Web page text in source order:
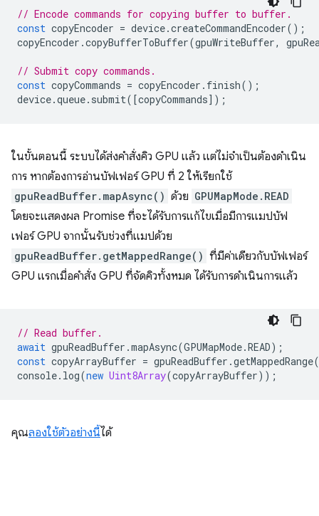
// Encode commands for copying buffer to buffer.
const copyEncoder = device.createCommandEncoder();
copyEncoder .copyBufferToBuffer(gpuWriteBuffer,
// Submit copy commands.
const copyCommands = copyEncoder . finish();
device.queue. submit([copyCommands]);
ในขั้นตอนนี้ ระบบได้ส่งคำสั่งคิว GPU แล้ว แต่ไม่จำเป็นต้องดำเนิน
การ หากต้องการอ่านบัฟเฟอร์ GPU ที่ 2 ให้เรียกใช้
gpuReadBuffer.mapAsync() ด้วย GPUMapMode.READ
โดยจะแสดงผล Promise ที่จะได้รับการแก้ไขเมื่อมีการแมปบัฟ
เฟอร์ GPU จากนั้นรับช่วงที่แมปด้วย
gpuReadBuffer.getMappedRange() ที่มีค่าเดียวกับบัฟเฟอร์
GPU แรกเมื่อคำสั่ง GPU ที่จัดคิวทั้งหมด ได้รับการดำเนินการแล้ว
// Read buffer.
await gpuReadBuffer .mapAsync(GPUMapMode.READ);
const copyArrayBuffer = gpuReadBuffer .getMappedRange
console. log(new Uint8Array(copyArrayBuffer));
คุณลองใช้ตัวอย่างนี้ได้